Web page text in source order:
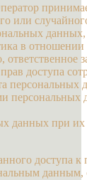
или
в
доступа
данных при
доступа